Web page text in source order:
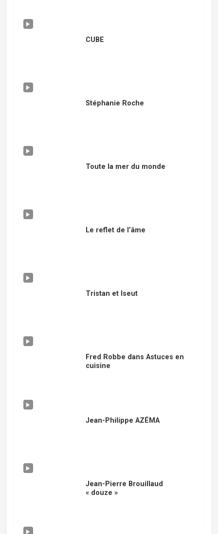
CUBE
Stéphanie Roche
Toute la mer du monde
Le reflet de l’âme
Tristan et Iseut
Fred Robbe dans Astuces en
cuisine
Jean-Philippe AZÉMA
Jean-Pierre Brouillaud
« douze »